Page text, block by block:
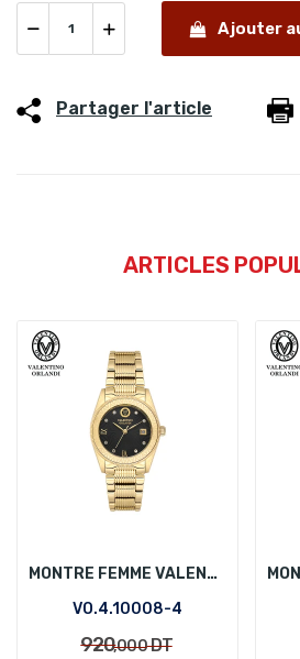
Ajouter
Partager l'article
ARTICLES
MONTRE FEMME VALENTINO ORLANDI VO.4.10008-4
VO.4.10008-4
920,000DT